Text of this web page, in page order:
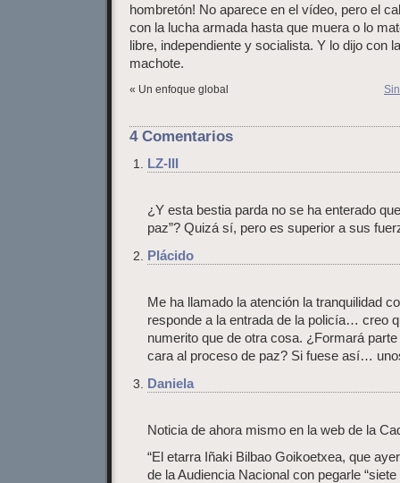
hombretón! No aparece en el vídeo, pero el
con la lucha armada hasta que muera o lo
libre, independiente y socialista. Y lo dijo con
machote.
« Un enfoque global
4 Comentarios
LZ-III
¿Y esta bestia parda no se ha enterado
paz”? Quizá sí, pero es superior a sus
Plácido
Me ha llamado la atención la tranquilidad
responde a la entrada de la policía… creo
numerito que de otra cosa. ¿Formará
cara al proceso de paz? Si fuese así…
Daniela
Noticia de ahora mismo en la web de la
“El etarra Iñaki Bilbao Goikoetxea, que
de la Audiencia Nacional con pegarle